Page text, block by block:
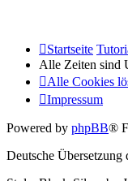
Startseite
Alle Zeiten sind
Alle Cookies
Impressum
Powered by phpBB®
Deutsche Übersetzung